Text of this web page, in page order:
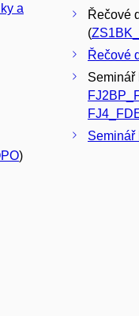
a
)
Řečové
(
Řečové
Seminář
Seminář